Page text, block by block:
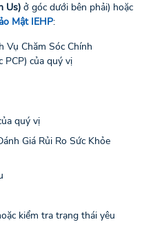
Us) ở góc dưới bên phải) hoặc
Mật IEHP:
Vụ Chăm Sóc Chính
PCP) của quý vị
quý vị
Giá Rủi Ro Sức Khỏe
kiểm tra trạng thái yêu